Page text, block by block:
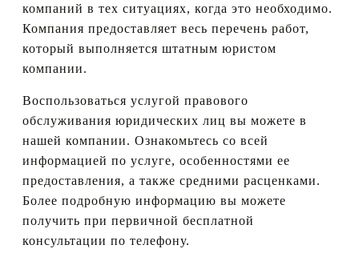
компаний в тех ситуациях, когда это необходимо.
Компания предоставляет весь перечень работ,
который выполняется штатным юристом
компании.
Воспользоваться услугой правового
обслуживания юридических лиц вы можете в
нашей компании. Ознакомьтесь со всей
информацией по услуге, особенностями ее
предоставления, а также средними расценками.
Более подробную информацию вы можете
получить при первичной бесплатной
консультации по телефону.